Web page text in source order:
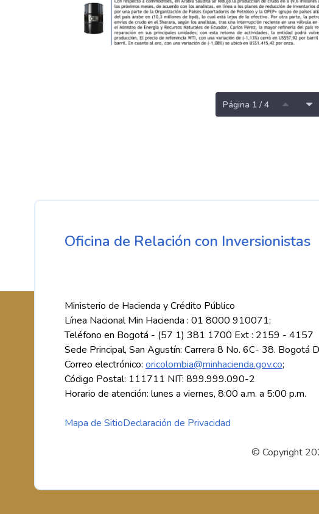
Página 1 / 4
Oficina de Relación con Inversionistas
Ministerio de Hacienda y Crédito Público
Línea Nacional Min Hacienda : 01 8000 910071;
Teléfono en Bogotá - (57 1) 381 1700 Ext : 2159 - 4157
Sede Principal, San Agustín: Carrera 8 No. 6C- 38. Bogotá
Correo electrónico: oricolombia@minhacienda.gov.co;
Código Postal: 111711 NIT: 899.999.090-2
Horario de atención: lunes a viernes, 8:00 a.m. a 5:00 p.m.
Mapa de SitioDeclaración de Privacidad
© Copyright